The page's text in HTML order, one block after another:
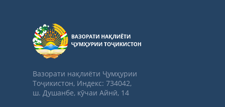
Вазорати нақлиёти Ҷумҳурии
Тоҷикистон, Индекс: 734042,
ш. Душанбе, кӯчаи Айнӣ, 14